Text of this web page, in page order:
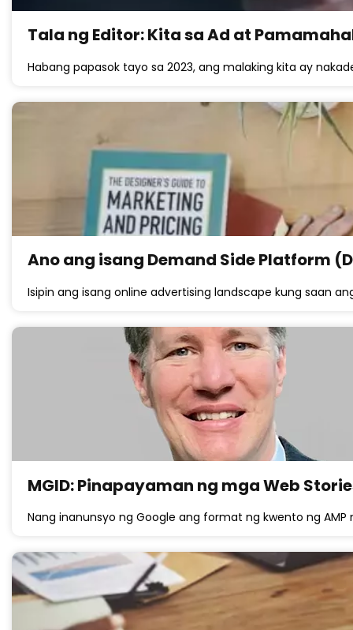
Tala ng Editor: Kita sa Ad at
Habang papasok tayo sa 2023, ang malaking kita ay
Ano ang isang Demand Side Platform
Isipin ang isang online advertising landscape kung saan
MGID: Pinapayaman ng mga Web
Nang inanunsyo ng Google ang format ng kwento ng AMP